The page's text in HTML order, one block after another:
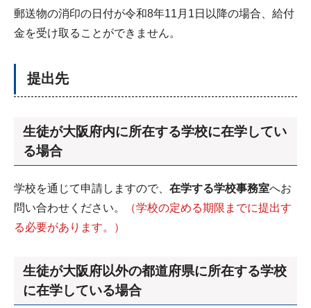
郵送物の消印の日付が令和8年11月1日以降の場合、給付
金を受け取ることができません。
提出先
生徒が大阪府内に所在する学校に在学してい
る場合
学校を通じて申請しますので、 在学する学校事務室へお
問い合わせください。
（学校の定める期限までに提出す
る必要があります。）
生徒が大阪府以外の都道府県に所在する学校
に在学している場合